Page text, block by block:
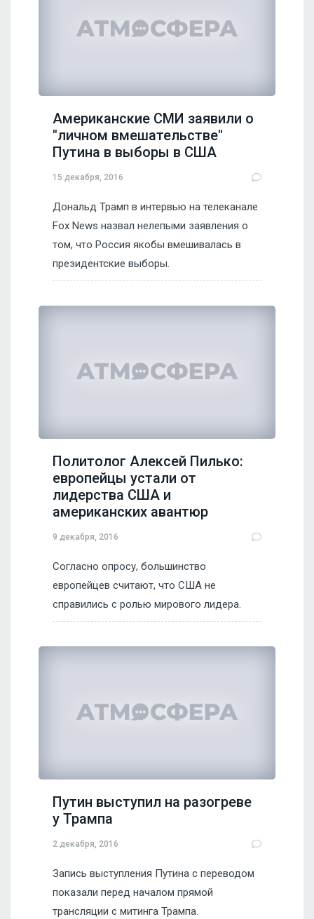
Американские СМИ заявили о
"личном вмешательстве"
Путина в выборы в США
15 декабря, 2016
Дональд Трамп в интервью на телеканале
Fox News назвал нелепыми заявления о
том, что Россия якобы вмешивалась в
президентские выборы.
Политолог Алексей Пилько:
европейцы устали от
лидерства США и
американских авантюр
9 декабря, 2016
Согласно опросу, большинство
европейцев считают, что США не
справились с ролью мирового лидера.
Путин выступил на разогреве
у Трампа
2 декабря, 2016
Запись выступления Путина с переводом
показали перед началом прямой
трансляции с митинга Трампа.